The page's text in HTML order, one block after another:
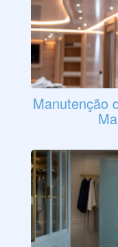
Manutenção